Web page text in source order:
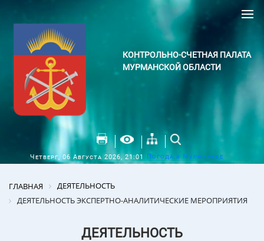
КОНТРОЛЬНО-СЧЕТНАЯ ПАЛАТА
МУРМАНСКОЙ ОБЛАСТИ
Четверг, 06 Августа 2026, 21:01 Погода в Мурманске
ГЛАВНАЯ
ДЕЯТЕЛЬНОСТЬ
ДЕЯТЕЛЬНОСТЬ ЭКСПЕРТНО-АНАЛИТИЧЕСКИЕ МЕРОПРИЯТИЯ
ДЕЯТЕЛЬНОСТЬ